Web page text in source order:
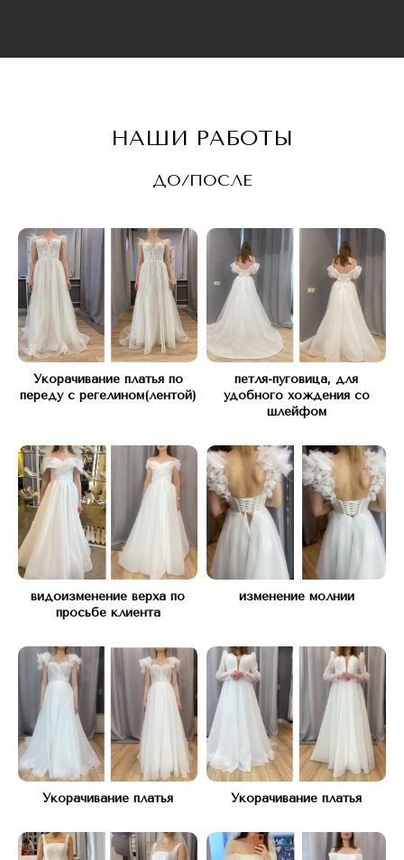
НАШИ РАБОТЫ
ДО/ПОСЛЕ
Укорачивание платья по
переду с регелином(лентой)
петля-пуговица, для
удобного хождения со
шлейфом
видоизменение верха по
просьбе клиента
изменение молнии
Укорачивание платья Укорачивание платья
КОНТАКТЫ
Свяжитесь с нами любым
удобным способом
КУТУЗОВСКИЙ ПРОСПЕКТ Д.45
(рядом с подъездом 12)